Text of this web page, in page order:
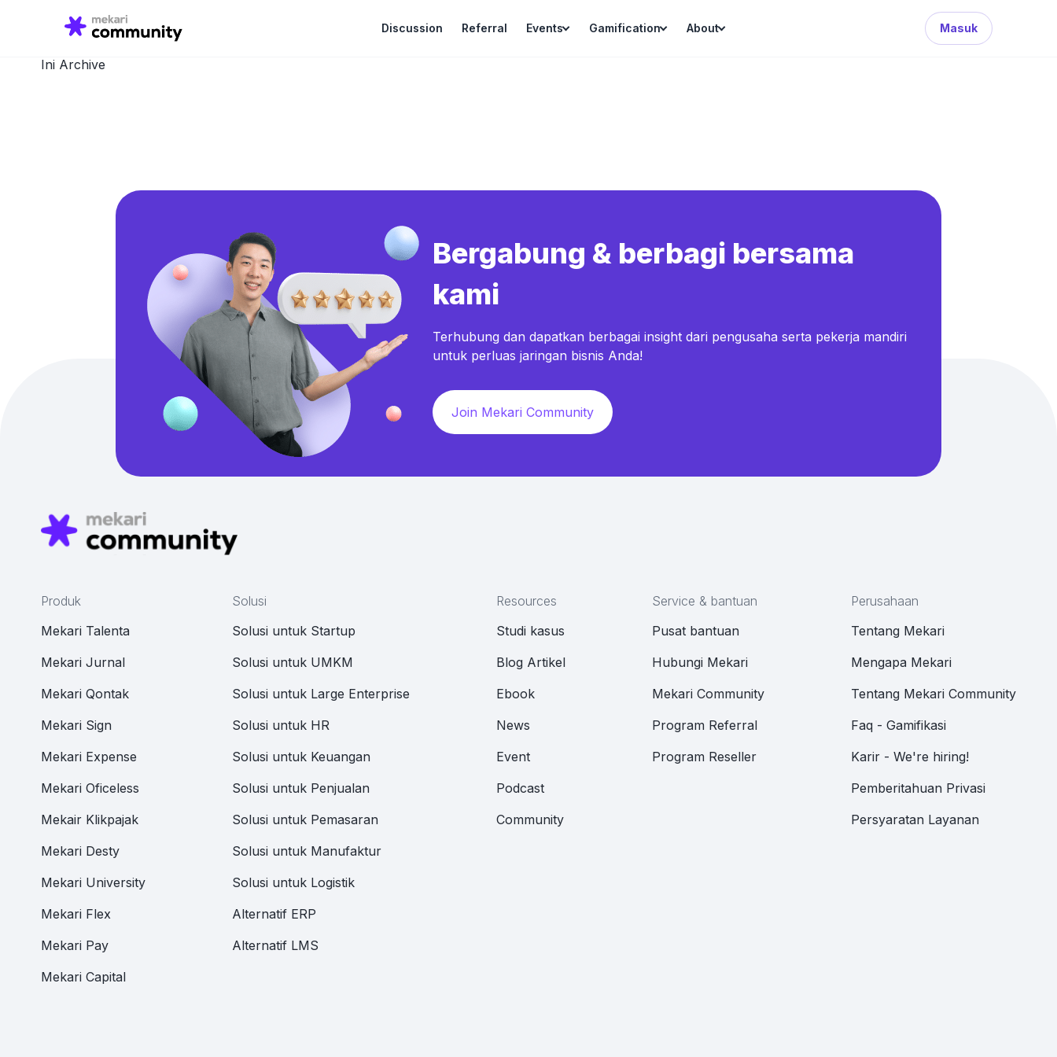
Discussion Referral Events Gamification About Masuk
for:
Search Button
Ini Archive
Bergabung & berbagi bersama
kami
Terhubung dan dapatkan berbagai insight dari pengusaha serta pekerja mandiri
untuk perluas jaringan bisnis Anda!
Join Mekari Community
Produk
Mekari Talenta
Mekari Jurnal
Mekari Qontak
Mekari Sign
Mekari Expense
Mekari Oficeless
Mekair Klikpajak
Mekari Desty
Mekari University
Mekari Flex
Mekari Pay
Mekari Capital
Solusi
Solusi untuk Startup
Solusi untuk UMKM
Solusi untuk Large Enterprise
Solusi untuk HR
Solusi untuk Keuangan
Solusi untuk Penjualan
Solusi untuk Pemasaran
Solusi untuk Manufaktur
Solusi untuk Logistik
Alternatif ERP
Alternatif LMS
Resources
Studi kasus
Blog Artikel
Ebook
News
Event
Podcast
Community
Service & bantuan
Pusat bantuan
Hubungi Mekari
Mekari Community
Program Referral
Program Reseller
Perusahaan
Tentang Mekari
Mengapa Mekari
Tentang Mekari Community
Faq - Gamifikasi
Karir - We're hiring!
Pemberitahuan Privasi
Persyaratan Layanan